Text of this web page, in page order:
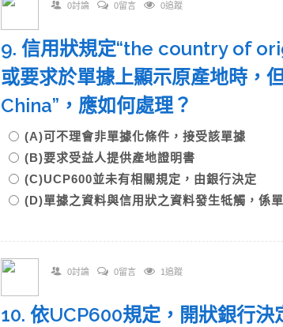
0討論 0留言 0追蹤
9. 信用狀規定“the country of
或要求於單據上顯示原產地時
China”，應如何處理？
(A)可不理會非單據化條件，接受該單據
(B)要求受益人提供產地證明書
(C)UCP600並未有相關規定，由銀行決定
(D)單據之資料與信用狀之資料發生牴觸，係
0討論 0留言 1追蹤
10. 依UCP600規定，開狀銀行